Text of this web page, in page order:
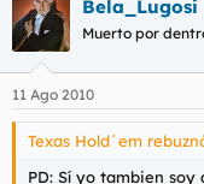
Bela_Lugosi
Muerto por
11 Ago 2010
Texas Hold´em
PD: Sí yo tambien